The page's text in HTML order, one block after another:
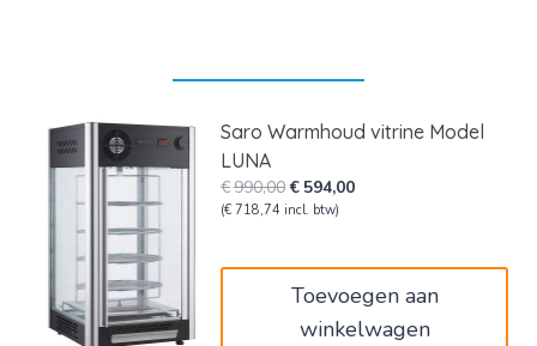
Saro Warmhoud vitrine Model
LUNA
€990,00Oorspronkelijke
prijs
€ 594,00Huidige
(€ 718,74 incl. btw)
Toevoegen aan
winkelwagen